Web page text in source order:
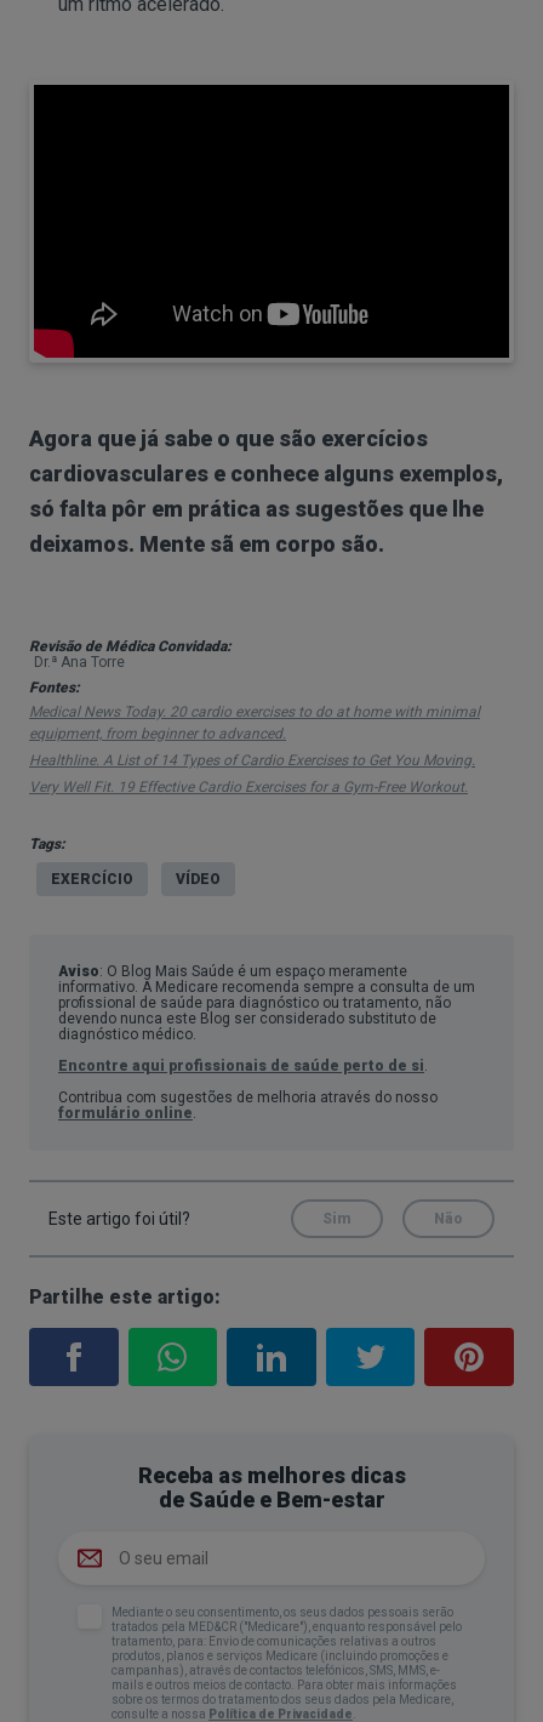
Agora que já sabe o que são exercícios
cardiovasculares e conhece alguns exemplos,
só falta pôr em prática as sugestões que lhe
deixamos. Mente sã em corpo são.
Revisão de Médica Convidada:
Dr.ª Ana Torre
Fontes:
Medical News Today. 20 cardio exercises to do at home with minimal
equipment, from beginner to advanced.
Healthline. A List of 14 Types of Cardio Exercises to Get You Moving.
Very Well Fit. 19 Effective Cardio Exercises for a Gym-Free Workout.
Tags:
EXERCÍCIO VÍDEO
Aviso: O Blog Mais Saúde é um espaço meramente
informativo. A Medicare recomenda sempre a consulta de um
profissional de saúde para diagnóstico ou tratamento, não
devendo nunca este Blog ser considerado substituto de
diagnóstico médico.
Encontre aqui profissionais de saúde perto de si.
Contribua com sugestões de melhoria através do nosso
formulário online.
Este artigo foi útil? Sim Não
Partilhe este artigo:
Receba as melhores dicas
de Saúde e Bem-estar
Mediante o seu consentimento, os seus dados pessoais serão
tratados pela MED&CR ("Medicare"), enquanto responsável pelo
tratamento, para: Envio de comunicações relativas a outros
produtos, planos e serviços Medicare (incluindo promoções e
campanhas), através de contactos telefónicos, SMS, MMS, e-
mails e outros meios de contacto. Para obter mais informações
sobre os termos do tratamento dos seus dados pela Medicare,
consulte a nossa Política de Privacidade